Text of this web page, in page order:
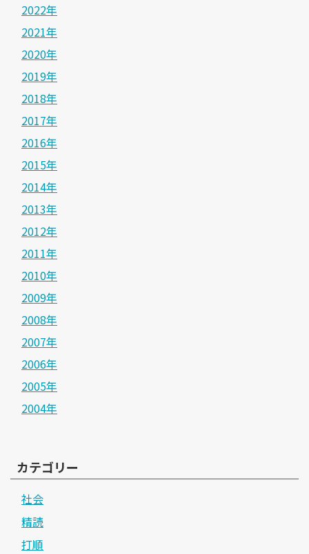
2022年
2021年
2020年
2019年
2018年
2017年
2016年
2015年
2014年
2013年
2012年
2011年
2010年
2009年
2008年
2007年
2006年
2005年
2004年
カテゴリー
社会
精読
打順